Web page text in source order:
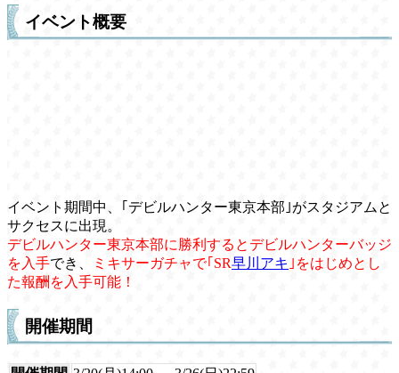
イベント概要
イベント期間中、｢デビルハンター東京本部｣がスタジアムと
サクセスに出現。
デビルハンター東京本部に勝利するとデビルハンターバッジ
を入手でき、 ミキサーガチャで｢SR早川アキ ｣をはじめとし
た報酬を入手可能！
開催期間